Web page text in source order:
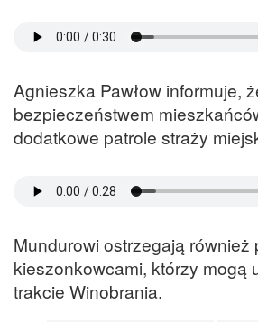
Agnieszka Pawłow informuje,
bezpieczeństwem
dodatkowe patrole straży
Mundurowi ostrzegają również
kieszonkowcami, którzy mogą
trakcie Winobrania.